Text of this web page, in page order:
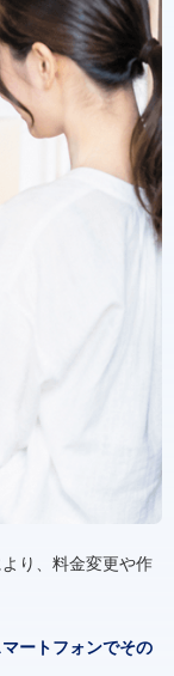
り、料金変更や作
ートフォンでその